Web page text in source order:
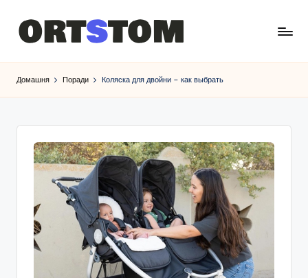
Домашня Поради Коляска для двойни – как выбрать